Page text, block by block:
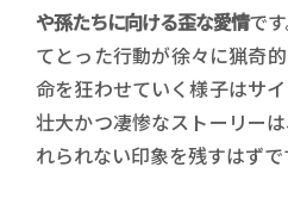
や孫たちに向ける歪な愛情で
てとった行動が徐々に猟奇
命を狂わせていく様子はサ
壮大かつ凄惨なストーリー
れられない印象を残すはずで